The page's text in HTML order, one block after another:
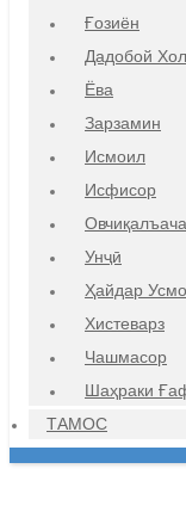
Ғозиён
Дадобой
Ёва
Зарзамин
Исмоил
Исфисор
Овчиқалъача
Унҷӣ
Ҳайдар
Хистеварз
Чашмасор
Шаҳраки
ТАМОС